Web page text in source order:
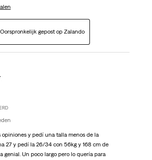
Oorspronkelijk gepost op Zalando
opiniones y pedí una talla menos de la
27 y pedí la 26/34 con 56kg y 168 cm de
genial. Un poco largo pero lo quería para